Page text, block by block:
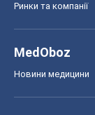
Ринки та компанії
MedOboz
Новини медицини